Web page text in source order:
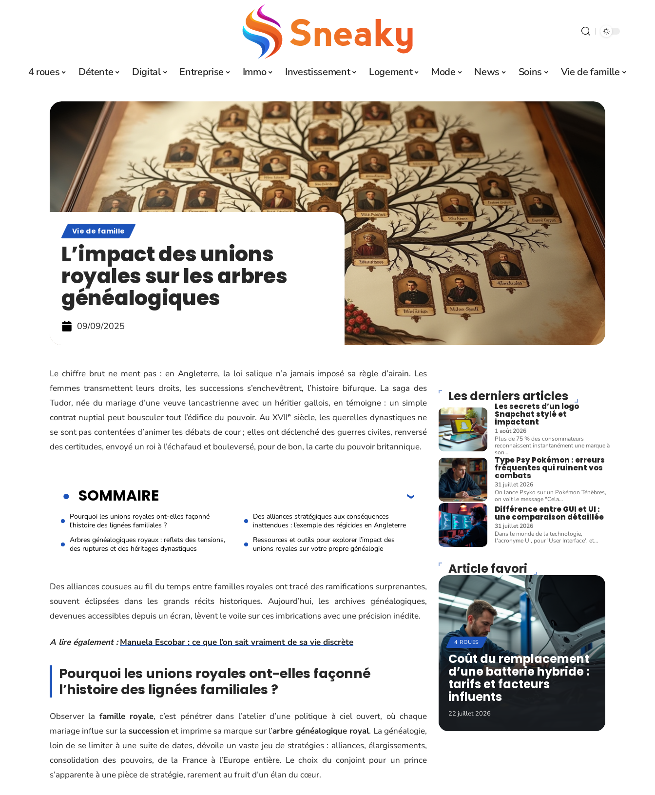
4 roues Détente Digital Entreprise Immo Investissement Logement Mode News Soins Vie de famille
Vie de famille
L’impact des unions
royales sur les arbres
généalogiques
09/09/2025
Le chiffre brut ne ment pas : en Angleterre, la loi salique n’a jamais imposé sa règle d’airain. Les
femmes transmettent leurs droits, les successions s’enchevêtrent, l’histoire bifurque. La saga des
Tudor, née du mariage d’une veuve lancastrienne avec un héritier gallois, en témoigne : un simple
contrat nuptial peut bousculer tout l’édifice du pouvoir. Au XVIIe siècle, les querelles dynastiques ne
se sont pas contentées d’animer les débats de cour ; elles ont déclenché des guerres civiles, renversé
des certitudes, envoyé un roi à l’échafaud et bouleversé, pour de bon, la carte du pouvoir britannique.
SOMMAIRE
Pourquoi les unions royales ont-elles façonné
l’histoire des lignées familiales ?
Des alliances stratégiques aux conséquences
inattendues : l’exemple des régicides en Angleterre
Arbres généalogiques royaux : reflets des tensions,
des ruptures et des héritages dynastiques
Ressources et outils pour explorer l’impact des
unions royales sur votre propre généalogie
Des alliances cousues au fil du temps entre familles royales ont tracé des ramifications surprenantes,
souvent éclipsées dans les grands récits historiques. Aujourd’hui, les archives généalogiques,
devenues accessibles depuis un écran, lèvent le voile sur ces imbrications avec une précision inédite.
A lire également : Manuela Escobar : ce que l’on sait vraiment de sa vie discrète
Pourquoi les unions royales ont-elles façonné
l’histoire des lignées familiales ?
Observer la famille royale, c’est pénétrer dans l’atelier d’une politique à ciel ouvert, où chaque
mariage influe sur la succession et imprime sa marque sur l’arbre généalogique royal. La généalogie,
loin de se limiter à une suite de dates, dévoile un vaste jeu de stratégies : alliances, élargissements,
consolidation des pouvoirs, de la France à l’Europe entière. Le choix du conjoint pour un prince
s’apparente à une pièce de stratégie, rarement au fruit d’un élan du cœur.
Les derniers articles
Les secrets d’un logo
Snapchat stylé et
impactant
1 août 2026
Plus de 75 % des consommateurs
reconnaissent instantanément une marque à
son…
Type Psy Pokémon : erreurs
fréquentes qui ruinent vos
combats
31 juillet 2026
On lance Psyko sur un Pokémon Ténèbres,
on voit le message "Cela…
Différence entre GUI et UI :
une comparaison détaillée
31 juillet 2026
Dans le monde de la technologie,
l'acronyme UI, pour 'User Interface', et…
Article favori
4 ROUES
Coût du remplacement
d’une batterie hybride :
tarifs et facteurs
influents
22 juillet 2026